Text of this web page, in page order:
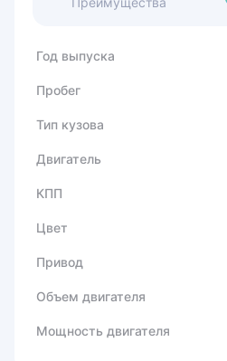
Год выпуска
Пробег
Тип кузова
Двигатель
КПП
Цвет
Привод
Объем двигателя
Мощность двигателя